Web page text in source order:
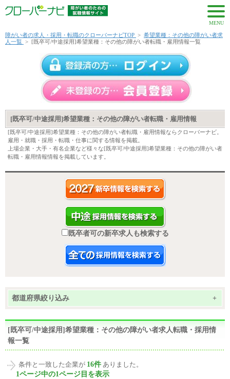
MENU
障がい者の求人・採用・転職のクローバーナビTOP > 希望業種：その他の障がい者求
人一覧 > [既卒可/中途採用]希望業種：その他の障がい者転職・雇用情報一覧
[既卒可/中途採用]希望業種：その他の障がい者転職・雇用情報
[既卒可/中途採用]希望業種：その他の障がい者転職・雇用情報ならクローバーナビ。
雇用・就職・採用・転職・仕事に関する情報を掲載。
上場企業・大手・有名企業など様々な[既卒可/中途採用]希望業種：その他の障がい者
転職・雇用情報情報を掲載しています。
既卒者可の新卒求人も検索する
都道府県絞り込み +
[既卒可/中途採用]希望業種：その他の障がい者求人転職・採用情
報一覧
条件と一致した企業が 16件 ありました。
1ページ中の1ページ目を表示